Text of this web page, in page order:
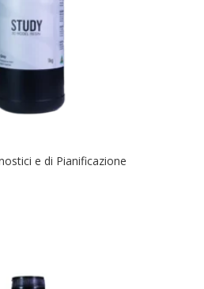
e di Pianificazione